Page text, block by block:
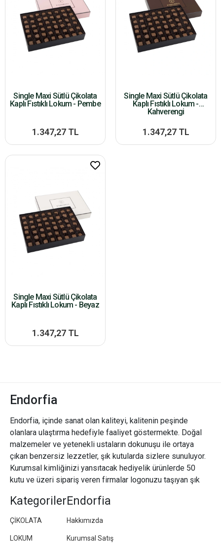
Single Maxi Sütlü Çikolata
Kaplı Fıstıklı Lokum - Pembe
1.347,27 TL
Single Maxi Sütlü Çikolata
Kaplı Fıstıklı Lokum -
Kahverengi
1.347,27 TL
Single Maxi Sütlü Çikolata
Kaplı Fıstıklı Lokum - Beyaz
1.347,27 TL
Endorfia
Endorfia, içinde sanat olan kaliteyi, kalitenin peşinde
olanlara ulaştırma hedefiyle faaliyet göstermekte. Doğal
malzemeler ve yetenekli ustaların dokunuşu ile ortaya
çıkan benzersiz lezzetler, şık kutularda sizlere sunuluyor.
Kurumsal kimliğinizi yansıtacak hediyelik ürünlerde 50
kutu ve üzeri sipariş veren firmalar logonuzu taşıyan şık
Kategoriler
ÇİKOLATA
LOKUM
Endorfia
Hakkımızda
Kurumsal Satış